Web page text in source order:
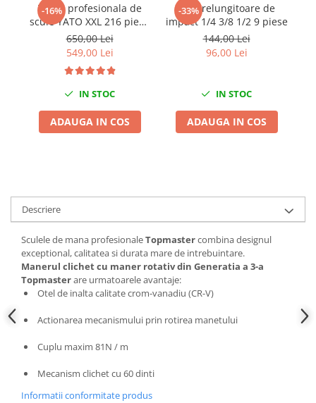
Chei de Forta
Chei Dinamometrice
Ciocane Dalti si Dornuri
Reparat Filete
Scule Electrice
Aeroterme si Incalzitoare
Masini de insurubat si gaurit
Masini de polishat
Pistoale aer cald
Pistoale de lipit
Pistoale electrice de impact
Polizoare unghiulare
Rindele
Scule fixare distributie
Alfa romeo
Audi
-16%
Trusa profesionala de
scule YATO XXL 216 piese
1/4" 3/8" 1/2"
650,00 Lei
549,00 Lei
IN STOC
ADAUGA IN COS
-33%
Set prelungitoare de
impact 1/4 3/8 1/2 9 piese
144,00 Lei
96,00 Lei
IN STOC
ADAUGA IN COS
Descriere
Sculele de mana profesionaleTopmastercombina designul
exceptional, calitatea si durata mare de intrebuintare.
Manerul clichet cu maner rotativ din Generatia a 3-a
Topmasterare urmatoarele avantaje:
Otel de inalta calitate crom-vanadiu (CR-V)
Actionarea mecanismului prin rotirea manetului
Cuplu maxim 81N / m
Mecanism clichet cu 60 dinti
Informatii conformitate produs